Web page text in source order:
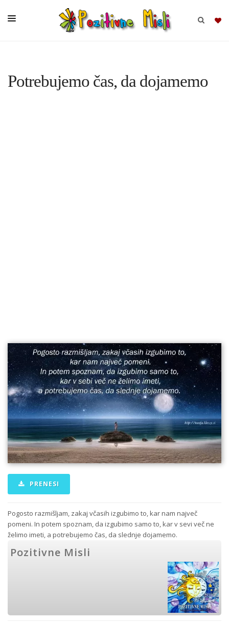
Potrebujemo čas, da dojamemo
PRENESI
Pogosto razmišljam, zakaj včasih izgubimo to, kar nam največ
pomeni. In potem spoznam, da izgubimo samo to, kar v sevi več ne
želimo imeti, a potrebujemo čas, da slednje dojamemo.
Pozitivne Misli